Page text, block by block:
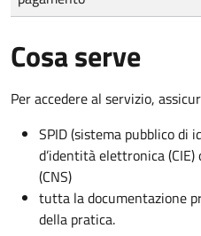
Cosa serve
Per accedere al servizio,
SPID (sistema pubblico di
d’identità elettronica
(CNS)
tutta la documentazione
della pratica.